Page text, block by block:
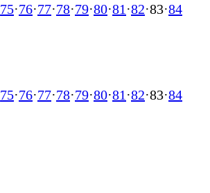
75·76·77·78·79·80·81 ·82·83·84
75·76·77·78·79·80·81 ·82·83·84